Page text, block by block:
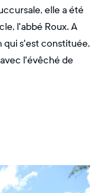
elle a été
l'abbé Roux. A
qui s'est constituée,
l'évêché de